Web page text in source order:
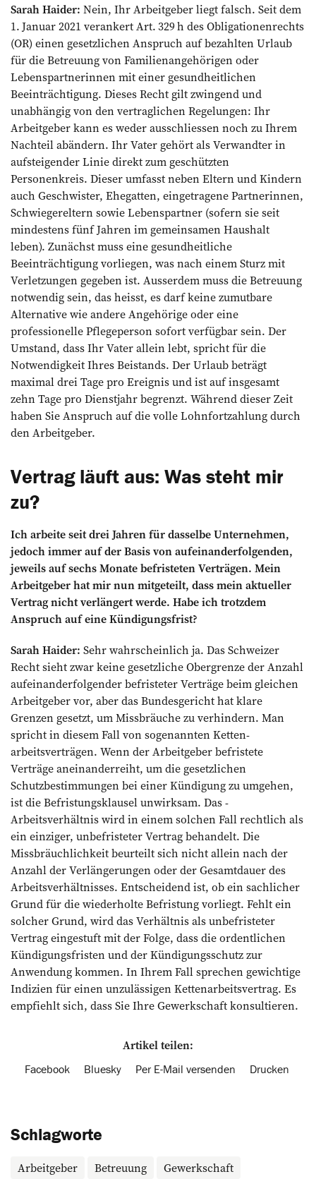
Sarah Haider: Nein, Ihr Arbeitgeber liegt falsch. Seit dem
1. Januar 2021 ver­ankert Art. 329 h des Obligationenrechts
(OR) ­einen gesetzlichen Anspruch auf bezahlten Urlaub
für die Betreuung von Familienangehörigen oder
Lebenspartnerinnen mit einer gesundheitlichen
Beeinträchtigung. Dieses Recht gilt zwingend und
unabhängig von den vertraglichen ­Regelungen: Ihr
Arbeitgeber kann es ­weder ausschliessen noch zu Ihrem
Nachteil abändern. Ihr ­Vater gehört als Verwandter in
aufsteigender Linie direkt zum geschützten
Personenkreis. Dieser umfasst neben Eltern und Kindern
auch Geschwister, Ehe­gatten, eingetragene Partnerinnen,
Schwiegereltern sowie Lebenspartner (sofern sie seit
mindestens fünf Jahren im gemeinsamen Haushalt
leben). Zunächst muss eine gesundheitliche
Beeinträchtigung vorliegen, was nach einem Sturz mit
Verletzungen ge­geben ist. Ausserdem muss die Betreuung
notwendig sein, das heisst, es darf keine zumutbare
Alterna­tive wie andere Angehörige oder eine
professionelle Pflege­person sofort verfügbar sein. Der
Umstand, dass Ihr Vater allein lebt, spricht für die
Notwendigkeit Ihres Beistands. Der Urlaub beträgt
maximal drei Tage pro ­Ereignis und ist auf insgesamt
zehn Tage pro Dienstjahr begrenzt. Während dieser Zeit
haben Sie Anspruch auf die volle Lohnfortzahlung durch
den ­Arbeitgeber.
Vertrag läuft aus: Was steht mir
zu?
Ich arbeite seit drei Jahren für dasselbe Unternehmen,
jedoch immer auf der ­Basis von aufeinanderfolgenden,
jeweils auf sechs Monate befristeten Ver­trägen. Mein
Arbeitgeber hat mir nun mitgeteilt, dass mein aktueller
Vertrag nicht verlängert werde. Habe ich trotzdem
Anspruch auf eine Kündigungsfrist?
Sarah Haider: Sehr wahrscheinlich ja. Das Schweizer
Recht sieht zwar keine gesetzliche Obergrenze der Anzahl
aufeinanderfolgender befristeter Verträge beim gleichen
Arbeitgeber vor, aber das Bundesgericht hat klare
Grenzen gesetzt, um Missbräuche zu verhindern. Man
spricht in diesem Fall von sogenannten Ketten­
arbeitsverträgen. Wenn der Arbeitgeber befristete
Verträge aneinanderreiht, um die gesetzlichen
Schutzbestimmungen bei einer Kündigung zu umgehen,
ist die Befristungsklausel unwirksam. Das ­
Arbeitsverhältnis wird in einem solchen Fall rechtlich als
ein einziger, unbefristeter Vertrag behandelt. Die
Missbräuchlichkeit beurteilt sich nicht allein nach der
Anzahl der Verlängerungen oder der Gesamtdauer des
Arbeitsverhältnisses. Entscheidend ist, ob ein sachlicher
Grund für die wiederholte Befristung vorliegt. Fehlt ein
solcher Grund, wird das Verhältnis als unbefristeter
Vertrag eingestuft mit der Folge, dass die ordentlichen
Kündigungsfristen und der Kündigungsschutz zur
Anwendung kommen. In Ihrem Fall sprechen gewichtige
Indizien für ­einen unzulässigen Kettenarbeitsvertrag. Es
empfiehlt sich, dass Sie Ihre ­Gewerkschaft konsultieren.
Artikel teilen:
Facebook Bluesky Per E-Mail versenden Drucken
Schlagworte
Arbeitgeber Betreuung Gewerkschaft